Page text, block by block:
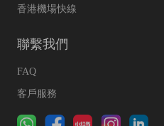
香港機場快線
聯繫我們
FAQ
客戶服務